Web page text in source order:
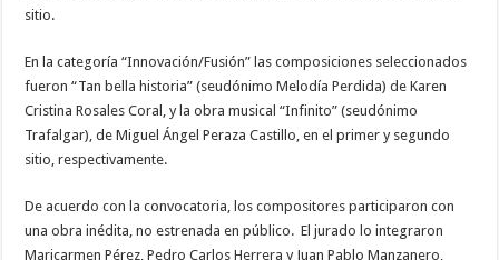
sitio.
En la categoría “Innovación/Fusión” las composiciones seleccionados
fueron “Tan bella historia” (seudónimo Melodía Perdida) de Karen
Cristina Rosales Coral, y la obra musical “Infinito” (seudónimo
Trafalgar), de Miguel Ángel Peraza Castillo, en el primer y segundo
sitio, respectivamente.
De acuerdo con la convocatoria, los compositores participaron con
una obra inédita, no estrenada en público. El jurado lo integraron
Maricarmen Pérez, Pedro Carlos Herrera y Juan Pablo Manzanero,